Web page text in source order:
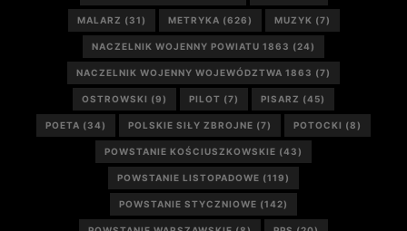
MALARZ (31) METRYKA (626) MUZYK (7)
NACZELNIK WOJENNY POWIATU 1863 (24)
NACZELNIK WOJENNY WOJEWÓDZTWA 1863 (7)
OSTROWSKI (9) PILOT (7) PISARZ (45)
POETA (34) POLSKIE SIŁY ZBROJNE (7) POTOCKI (8)
POWSTANIE KOŚCIUSZKOWSKIE (43)
POWSTANIE LISTOPADOWE (119)
POWSTANIE STYCZNIOWE (142)